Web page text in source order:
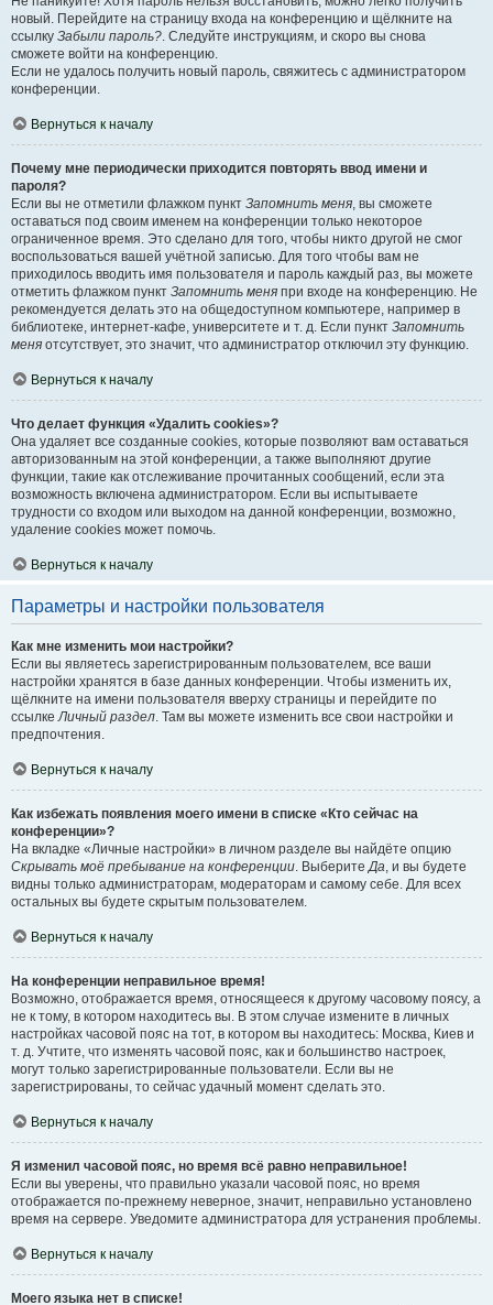
новый. Перейдите на страницу входа на конференцию и щёлкните на
ссылку Забыли пароль?. Следуйте инструкциям, и скоро вы снова
сможете войти на конференцию.
Если не удалось получить новый пароль, свяжитесь с администратором
конференции.
Вернуться к началу
Почему мне периодически приходится повторять ввод имени и
пароля?
Если вы не отметили флажком пункт Запомнить меня, вы сможете
оставаться под своим именем на конференции только некоторое
ограниченное время. Это сделано для того, чтобы никто другой не смог
воспользоваться вашей учётной записью. Для того чтобы вам не
приходилось вводить имя пользователя и пароль каждый раз, вы можете
отметить флажком пункт Запомнить меня при входе на конференцию. Не
рекомендуется делать это на общедоступном компьютере, например в
библиотеке, интернет-кафе, университете и т. д. Если пункт Запомнить
меня отсутствует, это значит, что администратор отключил эту функцию.
Вернуться к началу
Что делает функция «Удалить cookies»?
Она удаляет все созданные cookies, которые позволяют вам оставаться
авторизованным на этой конференции, а также выполняют другие
функции, такие как отслеживание прочитанных сообщений, если эта
возможность включена администратором. Если вы испытываете
трудности со входом или выходом на данной конференции, возможно,
удаление cookies может помочь.
Вернуться к началу
Параметры и настройки пользователя
Как мне изменить мои настройки?
Если вы являетесь зарегистрированным пользователем, все ваши
настройки хранятся в базе данных конференции. Чтобы изменить их,
щёлкните на имени пользователя вверху страницы и перейдите по
ссылкеЛичный раздел. Там вы можете изменить все свои настройки и
предпочтения.
Вернуться к началу
Как избежать появления моего имени в списке «Кто сейчас на
конференции»?
На вкладке «Личные настройки» в личном разделе вы найдёте опцию
Скрывать моё пребывание на конференции. ВыберитеДа, и вы будете
видны только администраторам, модераторам и самому себе. Для всех
остальных вы будете скрытым пользователем.
Вернуться к началу
На конференции неправильное время!
Возможно, отображается время, относящееся к другому часовому поясу, а
не к тому, в котором находитесь вы. В этом случае измените в личных
настройках часовой пояс на тот, в котором вы находитесь: Москва, Киев и
т. д. Учтите, что изменять часовой пояс, как и большинство настроек,
могут только зарегистрированные пользователи. Если вы не
зарегистрированы, то сейчас удачный момент сделать это.
Вернуться к началу
Я изменил часовой пояс, но время всё равно неправильное!
Если вы уверены, что правильно указали часовой пояс, но время
отображается по-прежнему неверное, значит, неправильно установлено
время на сервере. Уведомите администратора для устранения проблемы.
Вернуться к началу
Моего языка нет в списке!